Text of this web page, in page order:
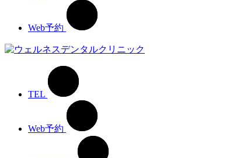
Web予約
TEL
Web予約